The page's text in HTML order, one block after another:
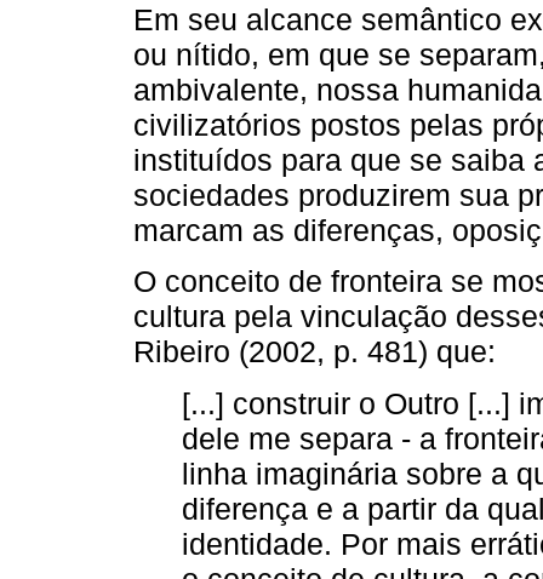
Em seu alcance semântico
ou nítido, em que se
ambivalente, nossa
civilizatórios postos pelas
instituídos para que se saiba
sociedades produzirem sua
marcam as diferenças,
O conceito de fronteira se
cultura pela vinculação
Ribeiro (2002, p. 481) que:
[...] construir o Outro [...]
dele me separa - a
linha imaginária sobre a
diferença e a partir da
identidade. Por mais